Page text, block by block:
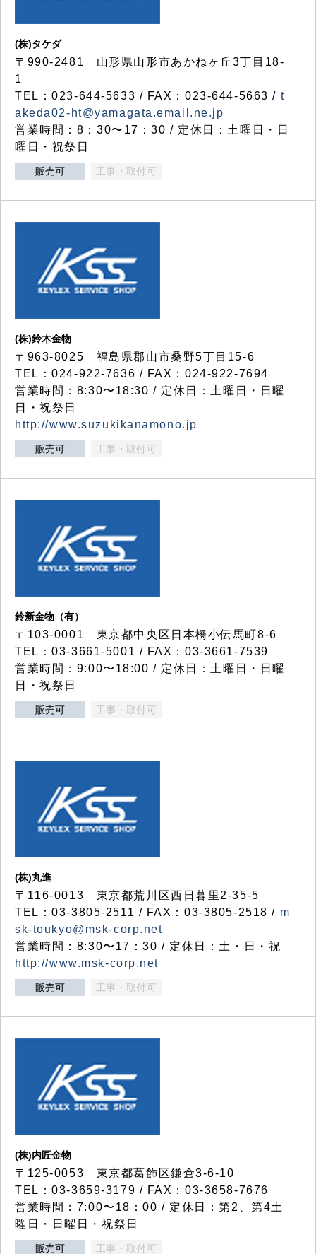
(株)タケダ
〒990-2481 山形県山形市あかねヶ丘3丁目18-
1
TEL：023-644-5633 / FAX：023-644-5663 / t
akeda02-ht@yamagata.email.ne.jp
営業時間：8：30〜17：30 / 定休日：土曜日・日
曜日・祝祭日
販売可 工事・取付可
(株)鈴木金物
〒963-8025 福島県郡山市桑野5丁目15-6
TEL：024-922-7636 / FAX：024-922-7694
営業時間：8:30〜18:30 / 定休日：土曜日・日曜
日・祝祭日
http://www.suzukikanamono.jp
販売可 工事・取付可
鈴新金物（有）
〒103-0001 東京都中央区日本橋小伝馬町8-6
TEL：03-3661-5001 / FAX：03-3661-7539
営業時間：9:00〜18:00 / 定休日：土曜日・日曜
日・祝祭日
販売可 工事・取付可
(株)丸進
〒116-0013 東京都荒川区西日暮里2-35-5
TEL：03-3805-2511 / FAX：03-3805-2518 / m
sk-toukyo@msk-corp.net
営業時間：8:30〜17：30 / 定休日：土・日・祝
http://www.msk-corp.net
販売可 工事・取付可
(株)内匠金物
〒125-0053 東京都葛飾区鎌倉3-6-10
TEL：03-3659-3179 / FAX：03-3658-7676
営業時間：7:00〜18：00 / 定休日：第2、第4土
曜日・日曜日・祝祭日
販売可 工事・取付可